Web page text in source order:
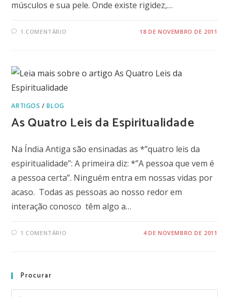
músculos e sua pele. Onde existe rigidez,…
1 COMENTÁRIO 18 DE NOVEMBRO DE 2011
ARTIGOS /BLOG
As Quatro Leis da Espiritualidade
Na Índia Antiga são ensinadas as *”quatro leis da
espiritualidade”: A primeira diz: *”A pessoa que vem é
a pessoa certa”. Ninguém entra em nossas vidas por
acaso. Todas as pessoas ao nosso redor em
interação conosco têm algo a…
1 COMENTÁRIO 4 DE NOVEMBRO DE 2011
Procurar